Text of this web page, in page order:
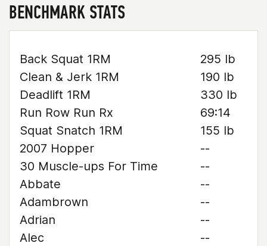
BENCHMARK STATS
Back Squat 1RM
295 lb
Clean & Jerk 1RM
190 lb
Deadlift 1RM
330 lb
Run Row Run Rx
69:14
Squat Snatch 1RM
155 lb
2007 Hopper
--
30 Muscle-ups For Time
--
Abbate
--
Adambrown
--
Adrian
--
Alec
--